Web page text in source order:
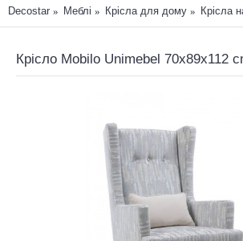
Decostar Меблі Крісла для дому Крісла
Крісло Mobilo Unimebel 70x89x112